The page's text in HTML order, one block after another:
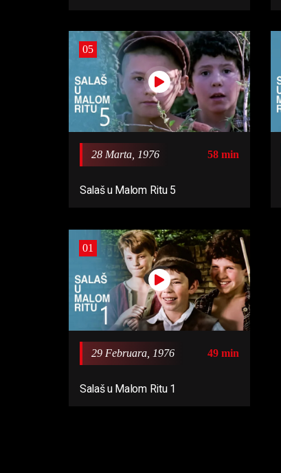
05
28 Marta, 1976 58 min
Salaš u Malom Ritu 5
01
29 Februara, 1976 49 min
Salaš u Malom Ritu 1